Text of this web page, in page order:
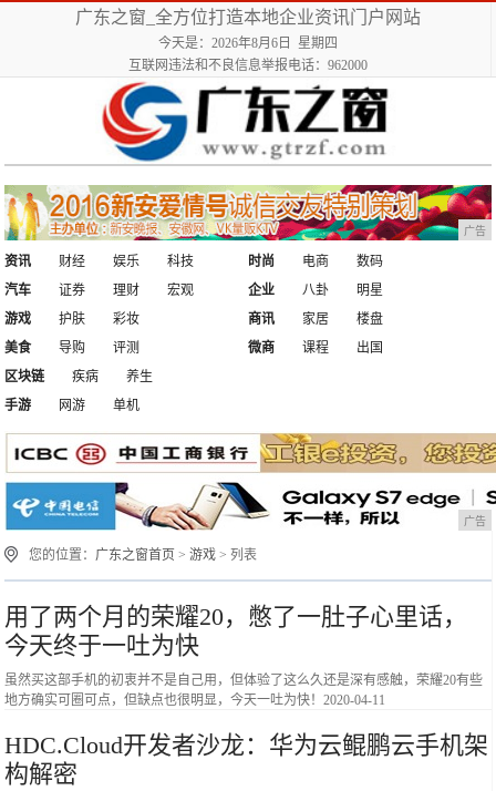
广东之窗_全方位打造本地企业资讯门户网站
今天是：2026年8月6日 星期四
互联网违法和不良信息举报电话：962000
广告
资讯 财经 娱乐
科技
汽车
证券 理财 宏观
时尚 电商
数码
企业
八卦
明星
游戏
护肤
彩妆
美食
导购 评测
商讯 家居
楼盘
微商
课程
出国
区块链
疾病
养生
手游
网游 单机
广告
您的位置： 广东之窗首页 >游戏 > 列表
用了两个月的荣耀20，憋了一肚子心里话，
今天终于一吐为快
虽然买这部手机的初衷并不是自己用，但体验了这么久还是深有感触，荣耀20有些
地方确实可圈可点，但缺点也很明显，今天一吐为快！2020-04-11
HDC.Cloud开发者沙龙：华为云鲲鹏云手机架
构解密